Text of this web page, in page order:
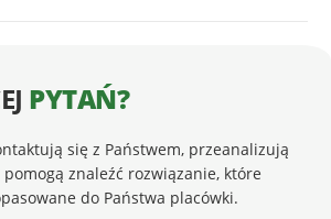
PYTAŃ?
się z Państwem, przeanalizują
znaleźć rozwiązanie, które
do Państwa placówki.